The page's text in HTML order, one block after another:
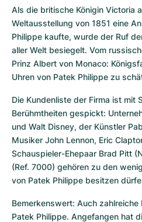
Als die britische Königin Victoria
Weltausstellung von 1851 eine
Philippe kaufte, wurde der Ruf
aller Welt besiegelt. Vom
Prinz Albert von Monaco:
Uhren von Patek Philippe zu
Die Kundenliste der Firma ist mit
Berühmtheiten gespickt:
und Walt Disney, der Künstler
Musiker John Lennon, Eric
Schauspieler-Ehepaar Brad Pitt
(Ref. 7000) gehören zu den
von Patek Philippe besitzen
Bemerkenswert: Auch
Patek Philippe. Angefangen hat